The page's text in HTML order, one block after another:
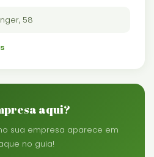
58
aqui?
sua empresa aparece em
no guia!